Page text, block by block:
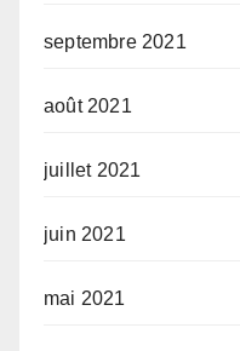
septembre 2021
août 2021
juillet 2021
juin 2021
mai 2021